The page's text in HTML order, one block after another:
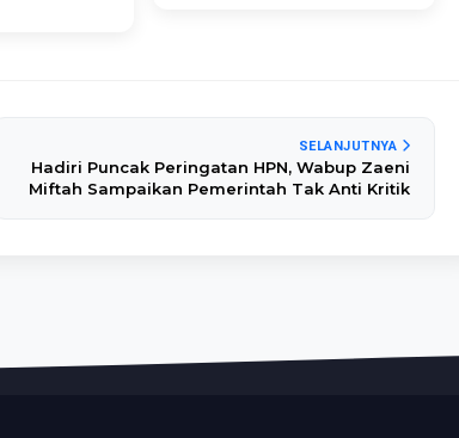
SELANJUTNYA
Hadiri Puncak Peringatan HPN, Wabup Zaeni
Miftah Sampaikan Pemerintah Tak Anti Kritik